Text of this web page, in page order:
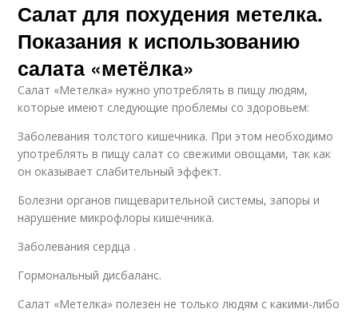
Салат для похудения метелка.
Показания к использованию
салата «метёлка»
Салат «Метелка» нужно употреблять в пищу людям,
которые имеют следующие проблемы со здоровьем:
Заболевания толстого кишечника. При этом необходимо
употреблять в пищу салат со свежими овощами, так как
он оказывает слабительный эффект.
Болезни органов пищеварительной системы, запоры и
нарушение микрофлоры кишечника.
Заболевания сердца .
Гормональный дисбаланс.
Салат «Метелка» полезен не только людям с какими-либо